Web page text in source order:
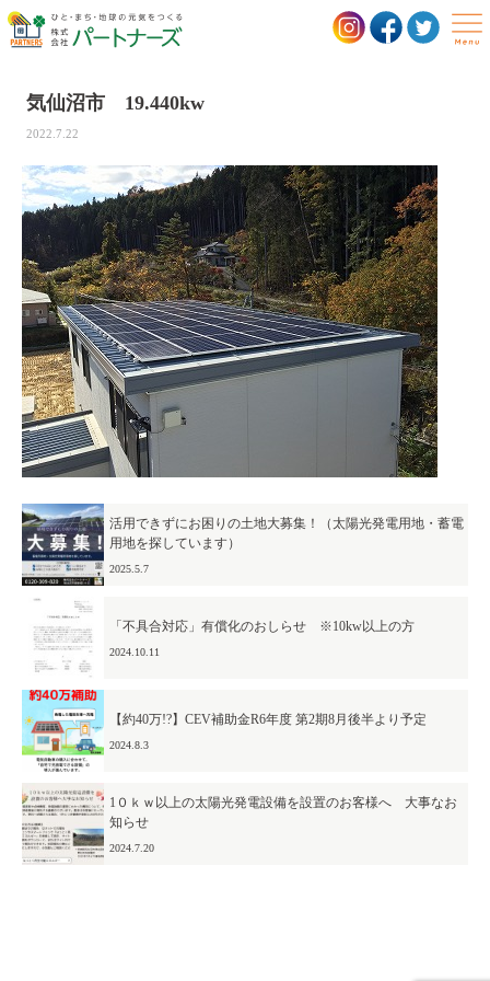
気仙沼市 19.440kw
2022.7.22
活用できずにお困りの土地大募集！（太陽光発電用地・蓄電
用地を探しています）
2025.5.7
「不具合対応」有償化のおしらせ ※10kw以上の方
2024.10.11
【約40万!?】CEV補助金R6年度 第2期8月後半より予定
2024.8.3
1０ｋｗ以上の太陽光発電設備を設置のお客様へ 大事なお
知らせ
2024.7.20
NEWS
住宅向けサービス
事業所向けサービス
実績
お客様の声
会社概要
社長挨拶
会社概要 沿革
CSR メディア
表彰
採用情報
パートナーズの想い
先輩スタッフインタビュー